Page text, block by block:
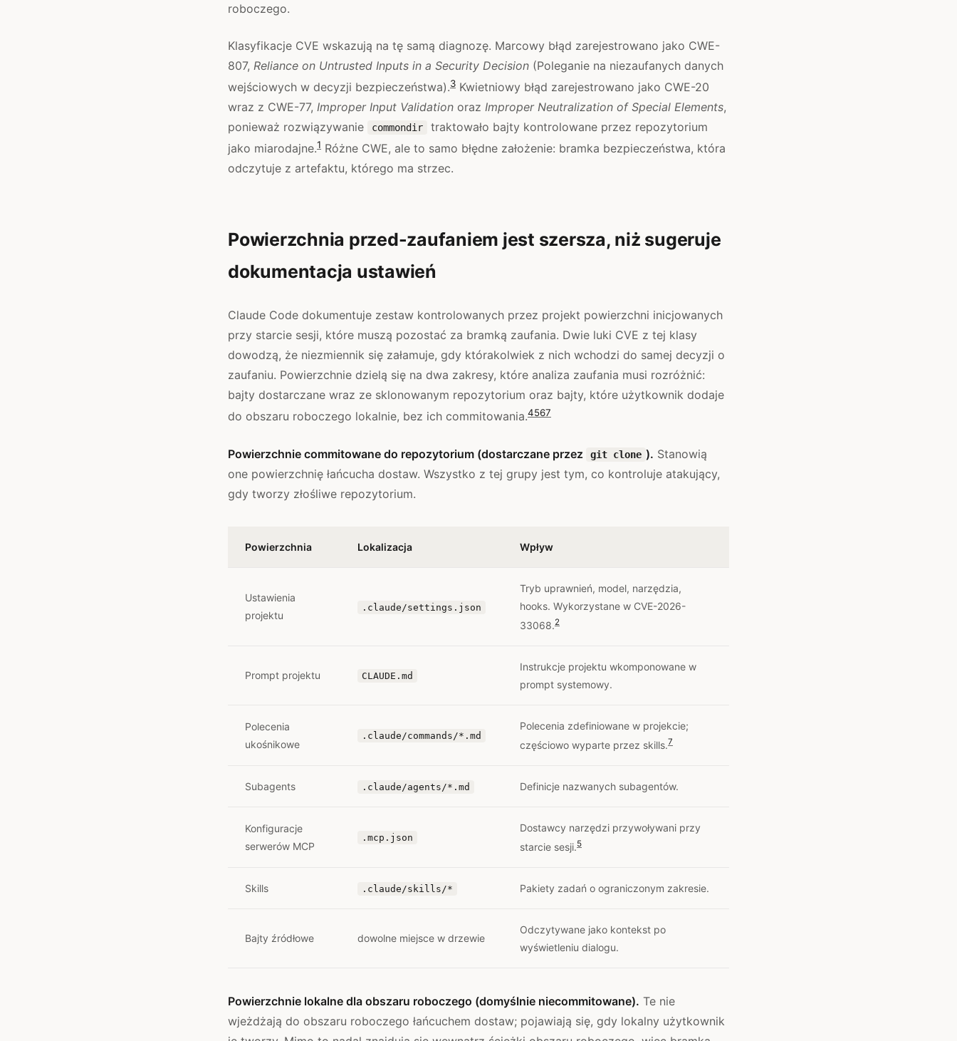
roboczego.
Klasyfikacje CVE wskazują na tę samą diagnozę. Marcowy błąd zarejestrowano jako CWE-
807, Reliance on Untrusted Inputs in a Security Decision (Poleganie na niezaufanych danych
wejściowych w decyzji bezpieczeństwa).3 Kwietniowy błąd zarejestrowano jako CWE-20
wraz z CWE-77, Improper Input Validation oraz Improper Neutralization of Special Elements,
ponieważ rozwiązywanie
commondir
traktowało bajty kontrolowane przez repozytorium
jako miarodajne.1 Różne CWE, ale to samo błędne założenie: bramka bezpieczeństwa, która
odczytuje z artefaktu, którego ma strzec.
Powierzchnia przed-zaufaniem jest szersza, niż sugeruje
dokumentacja ustawień
Claude Code dokumentuje zestaw kontrolowanych przez projekt powierzchni inicjowanych
przy starcie sesji, które muszą pozostać za bramką zaufania. Dwie luki CVE z tej klasy
dowodzą, że niezmiennik się załamuje, gdy którakolwiek z nich wchodzi do samej decyzji o
zaufaniu. Powierzchnie dzielą się na dwa zakresy, które analiza zaufania musi rozróżnić:
bajty dostarczane wraz ze sklonowanym repozytorium oraz bajty, które użytkownik dodaje
do obszaru roboczego lokalnie, bez ich commitowania.4567
Powierzchnie commitowane do repozytorium (dostarczane przez git clone ). Stanowią
one powierzchnię łańcucha dostaw. Wszystko z tej grupy jest tym, co kontroluje atakujący,
gdy tworzy złośliwe repozytorium.
Powierzchnia Lokalizacja Wpływ
Ustawienia
projektu
.claude/settings.json
Tryb uprawnień, model, narzędzia,
hooks. Wykorzystane w CVE-2026-
33068. 2
Prompt projektu CLAUDE.md
Instrukcje projektu wkomponowane w
prompt systemowy.
Polecenia
ukośnikowe
.claude/commands/*.md
Polecenia zdefiniowane w projekcie;
częściowo wyparte przez skills. 7
Subagents .claude/agents/*.md Definicje nazwanych subagentów.
Konfiguracje
serwerów MCP
.mcp.json
Dostawcy narzędzi przywoływani przy
starcie sesji. 5
Skills .claude/skills/* Pakiety zadań o ograniczonym zakresie.
Bajty źródłowe dowolne miejsce w drzewie
Odczytywane jako kontekst po
wyświetleniu dialogu.
Powierzchnie lokalne dla obszaru roboczego (domyślnie niecommitowane). Te nie
wjeżdżają do obszaru roboczego łańcuchem dostaw; pojawiają się, gdy lokalny użytkownik